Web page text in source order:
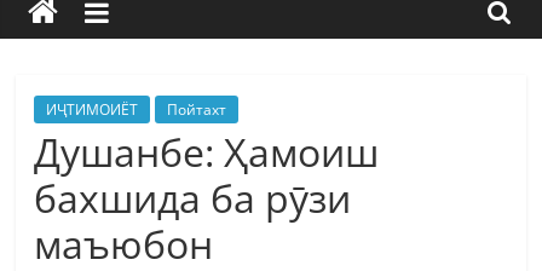
ИҶТИМОИЁТ Пойтахт
Душанбе: Ҳамоиш
бахшида ба рӯзи
маъюбон